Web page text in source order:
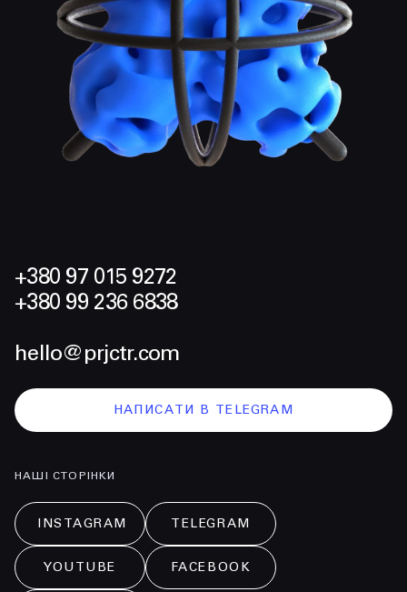
+380 97 015 9272
+380 99 236 6838
hello@prjctr.com
НАПИСАТИ В TELEGRAM
НАШІ СТОРІНКИ
INSTAGRAM TELEGRAM
YOUTUBE FACEBOOK